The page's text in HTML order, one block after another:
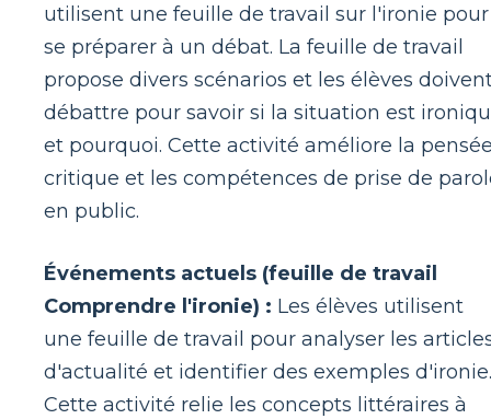
utilisent une feuille de travail sur l'ironie pour
se préparer à un débat. La feuille de travail
propose divers scénarios et les élèves
débattre pour savoir si la situation est
et pourquoi. Cette activité améliore la
critique et les compétences de prise de
en public.
Événements actuels (feuille de travail
Comprendre l'ironie) : Les élèves utilisent
une feuille de travail pour analyser les
d'actualité et identifier des exemples d'ironie.
Cette activité relie les concepts littéraires à